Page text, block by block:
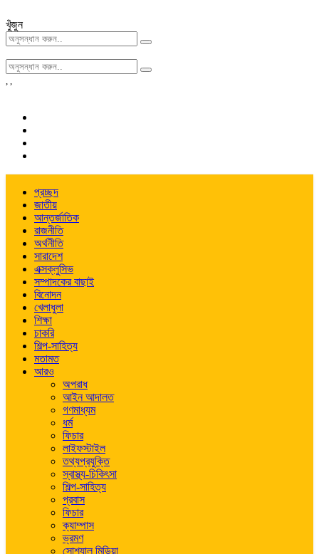
খুঁজুন
, ,
প্রচ্ছদ
জাতীয়
আন্তর্জাতিক
রাজনীতি
অর্থনীতি
সারাদেশ
এক্সক্লুসিভ
সম্পাদকের বাছাই
বিনোদন
খেলাধুলা
শিক্ষা
চাকরি
শিল্প-সাহিত্য
মতামত
আরও
অপরাধ
আইন আদালত
গণমাধ্যম
ধর্ম
ফিচার
লাইফস্টাইল
তথ্যপ্রযুক্তি
স্বাস্থ্য-চিকিৎসা
শিল্প-সাহিত্য
প্রবাস
ফিচার
ক্যাম্পাস
ভ্রমণ
সোশ্যাল মিডিয়া